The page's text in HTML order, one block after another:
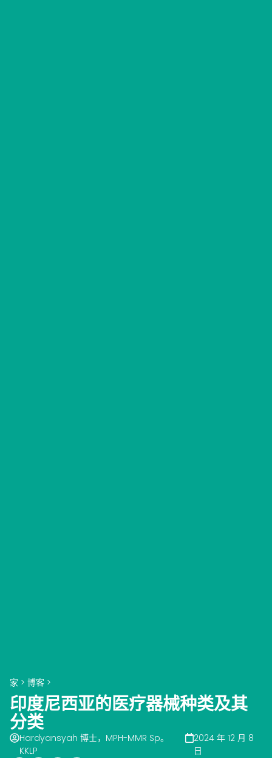
家 > 博客 >
印度尼西亚的医疗器械种类及其
分类
Hardyansyah 博士，MPH-MMR Sp。
KKLP
2024 年 12 月 8
日